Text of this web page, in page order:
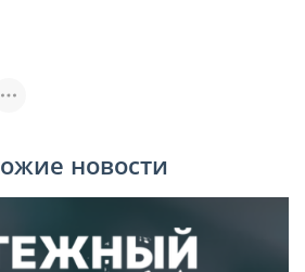
новости